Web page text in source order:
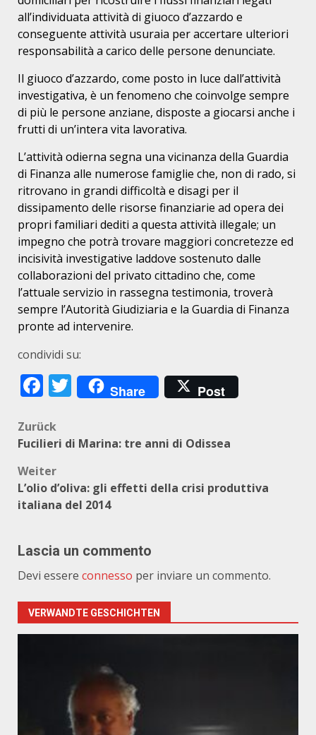
all’individuata attività di giuoco d’azzardo e
conseguente attività usuraia per accertare ulteriori
responsabilità a carico delle persone denunciate.
Il giuoco d’azzardo, come posto in luce dall’attività
investigativa, è un fenomeno che coinvolge sempre
di più le persone anziane, disposte a giocarsi anche i
frutti di un’intera vita lavorativa.
L’attività odierna segna una vicinanza della Guardia
di Finanza alle numerose famiglie che, non di rado, si
ritrovano in grandi difficoltà e disagi per il
dissipamento delle risorse finanziarie ad opera dei
propri familiari dediti a questa attività illegale; un
impegno che potrà trovare maggiori concretezze ed
incisività investigative laddove sostenuto dalle
collaborazioni del privato cittadino che, come
l’attuale servizio in rassegna testimonia, troverà
sempre l’Autorità Giudiziaria e la Guardia di Finanza
pronte ad intervenire.
condividi su:
Facebook
Twitter
Share Post
Beitragsnavigation
Zurück
Fucilieri di Marina: tre anni di Odissea
Weiter
L’olio d’oliva: gli effetti della crisi produttiva
italiana del 2014
Lascia un commento
Devi essere connesso per inviare un commento.
VERWANDTE GESCHICHTEN